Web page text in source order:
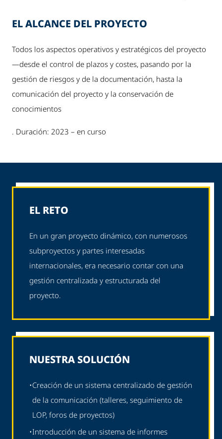
EL ALCANCE DEL PROYECTO
Todos los aspectos operativos y estratégicos del proyecto
—desde el control de plazos y costes, pasando por la
gestión de riesgos y de la documentación, hasta la
comunicación del proyecto y la conservación de
conocimientos
. Duración: 2023 – en curso
EL RETO
En un gran proyecto dinámico, con numerosos
subproyectos y partes interesadas
internacionales, era necesario contar con una
gestión centralizada y estructurada del
proyecto.
NUESTRA SOLUCIÓN
•Creación de un sistema centralizado de gestión
de la comunicación (talleres, seguimiento de
LOP, foros de proyectos)
•Introducción de un sistema de informes